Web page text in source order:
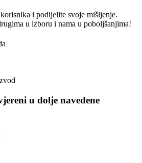
i podijelite svoje mišljenje.
u izboru i nama u poboljšanjima!
u dolje navedene